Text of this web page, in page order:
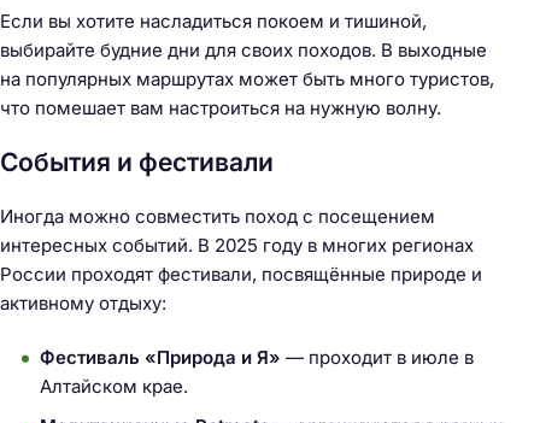
Если вы хотите насладиться покоем и тишиной,
выбирайте будние дни для своих походов. В выходные
на популярных маршрутах может быть много туристов,
что помешает вам настроиться на нужную волну.
События и фестивали
Иногда можно совместить поход с посещением
интересных событий. В 2025 году в многих регионах
России проходят фестивали, посвящённые природе и
активному отдыху:
Фестиваль «Природа и Я» — проходит в июле в
Алтайском крае.